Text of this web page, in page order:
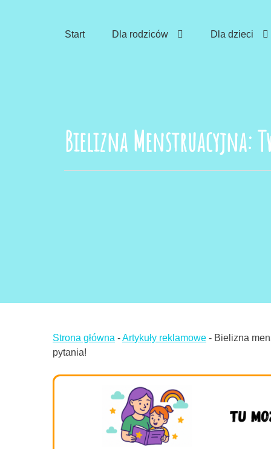
Start Dla rodziców Dla dzieci
Bielizna Menstruacyjna:
Strona główna -Artykuły reklamowe - Bielizna
pytania!